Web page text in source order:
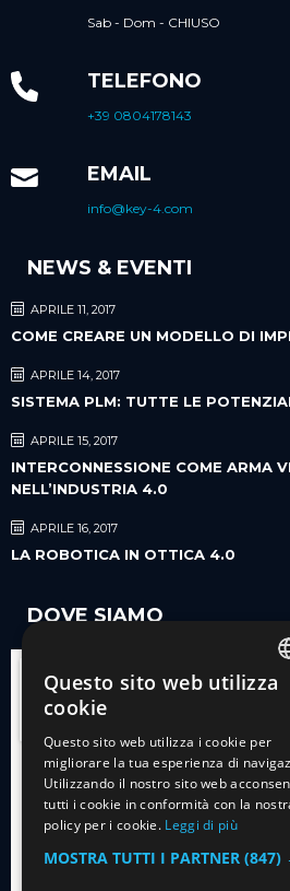
Sab - Dom - CHIUSO
TELEFONO
+39 0804178143
EMAIL
info@key-4.com
NEWS & EVENTI
APRILE 11, 2017
COME CREARE UN MODELLO DI
APRILE 14, 2017
SISTEMA PLM: TUTTE LE
APRILE 15, 2017
INTERCONNESSIONE COME ARMA
NELL’INDUSTRIA 4.0
APRILE 16, 2017
LA ROBOTICA IN OTTICA 4.0
DOVE SIAMO
Questo sito web utilizza
cookie
Questo sito web utilizza i cookie per
migliorare la tua esperienza di
Utilizzando il nostro sito web
tutti i cookie in conformità con la
policy per i cookie. Leggi di più
MOSTRA TUTTI I PARTNER (847)